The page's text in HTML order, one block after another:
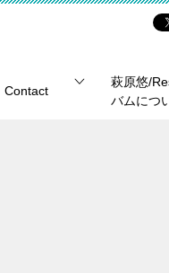
Contact
萩原悠/
バムにつ